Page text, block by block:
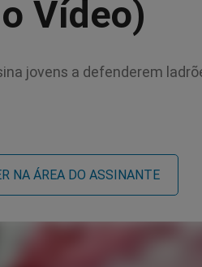
Vídeo)
jovens a defenderem
NA ÁREA DO ASSINANTE